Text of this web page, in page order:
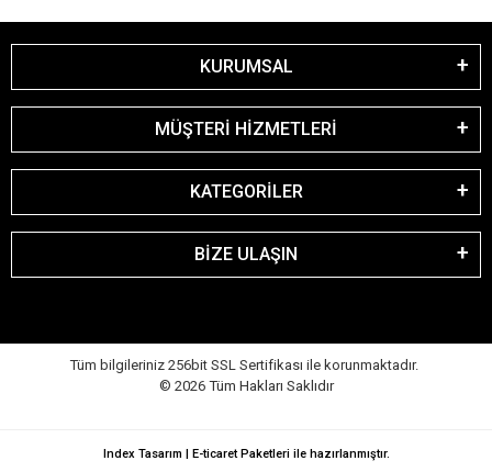
KURUMSAL
MÜŞTERİ HİZMETLERİ
KATEGORİLER
BİZE ULAŞIN
Tüm bilgileriniz 256bit SSL Sertifikası ile korunmaktadır.
© 2026 Tüm Hakları Saklıdır
Index Tasarım | E-ticaret Paketleri ile hazırlanmıştır.